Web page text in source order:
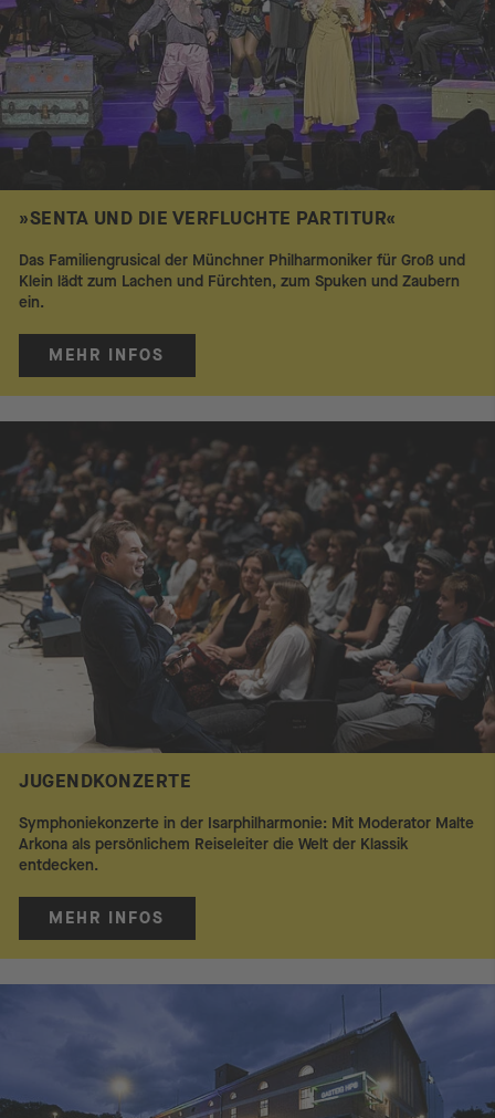
»SENTA UND DIE VERFLUCHTE PARTITUR«
Das Familiengrusical der Münchner Philharmoniker für Groß und
Klein lädt zum Lachen und Fürchten, zum Spuken und Zaubern
ein.
MEHR INFOS
JUGENDKONZERTE
Symphoniekonzerte in der Isarphilharmonie: Mit Moderator Malte
Arkona als persönlichem Reiseleiter die Welt der Klassik
entdecken.
MEHR INFOS